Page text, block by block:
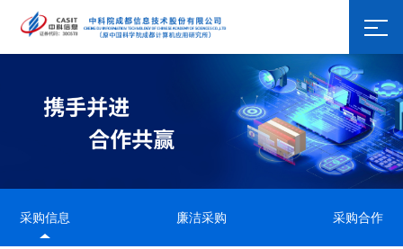
采购信息 廉洁采购 采购合作